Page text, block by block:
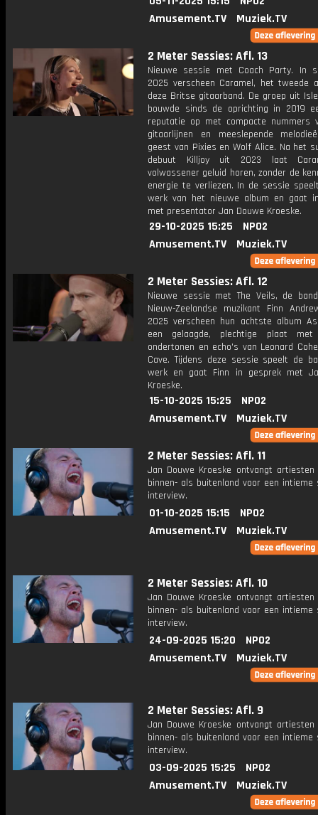
Amusement.TV
Muziek.TV
2 Meter Sessies: Afl. 13
Nieuwe sessie met Coach Party. In
2025 verscheen Caramel, het tweede
deze Britse gitaarband. De groep uit
bouwde sinds de oprichting in 2019
reputatie op met compacte nummers
gitaarlijnen en meeslepende
geest van Pixies en Wolf Alice. Na het
debuut Killjoy uit 2023 laat
volwassener geluid horen, zonder de
energie te verliezen. In de sessie
werk van het nieuwe album en gaat
met presentator Jan Douwe Kroeske.
29-10-2025 15:25
NPO2
Amusement.TV
Muziek.TV
2 Meter Sessies: Afl. 12
Nieuwe sessie met The Veils, de
Nieuw-Zeelandse muzikant Finn
2025 verscheen hun achtste album
een gelaagde, plechtige plaat met
ondertonen en echo's van Leonard
Cave. Tijdens deze sessie speelt de
werk en gaat Finn in gesprek met
Kroeske.
15-10-2025 15:25
NPO2
Amusement.TV
Muziek.TV
2 Meter Sessies: Afl. 11
Jan Douwe Kroeske ontvangt
binnen- als buitenland voor een intieme
interview.
01-10-2025 15:15
NPO2
Amusement.TV
Muziek.TV
2 Meter Sessies: Afl. 10
Jan Douwe Kroeske ontvangt
binnen- als buitenland voor een intieme
interview.
24-09-2025 15:20
NPO2
Amusement.TV
Muziek.TV
2 Meter Sessies: Afl. 9
Jan Douwe Kroeske ontvangt
binnen- als buitenland voor een intieme
interview.
03-09-2025 15:25
NPO2
Amusement.TV
Muziek.TV